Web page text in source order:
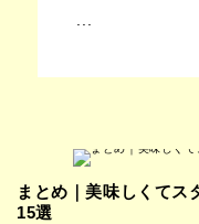
...
まとめ｜美味しくてス
15選